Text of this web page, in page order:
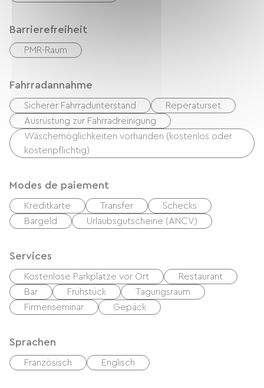
Barrierefreiheit
PMR-Raum
Fahrradannahme
Sicherer Fahrradunterstand
Reperaturset
Ausrüstung zur Fahrradreinigung
Wäschemöglichkeiten vorhanden (kostenlos oder
kostenpflichtig)
Modes de paiement
Kreditkarte Transfer
Schecks
Bargeld
Urlaubsgutscheine (ANCV)
Services
Kostenlose Parkplätze vor Ort
Restaurant
Bar
Frühstück
Tagungsraum
Firmenseminar
Gepäck
Sprachen
Französisch Englisch